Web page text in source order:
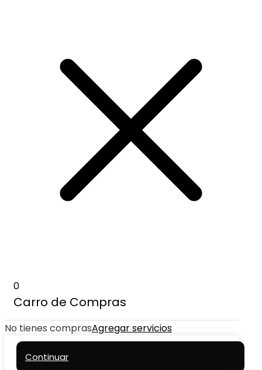
0
Carro de Compras
No tienes comprasAgregar servicios
Continuar